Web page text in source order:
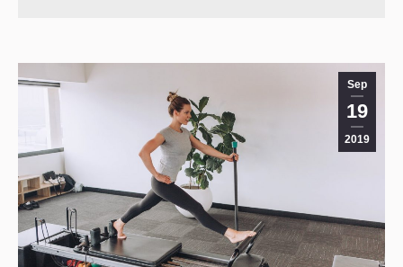
Sep
19
2019